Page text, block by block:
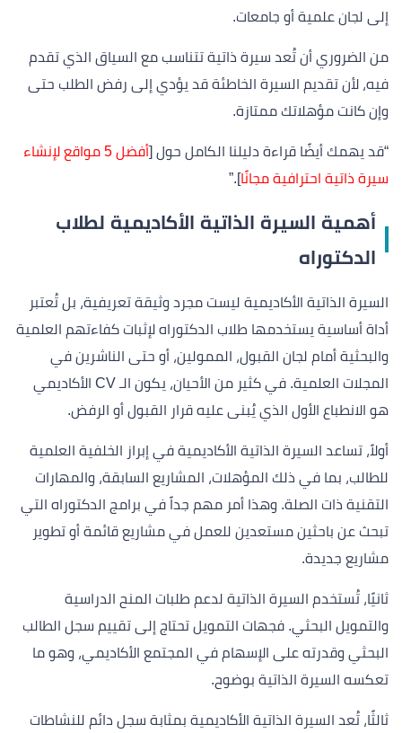
إلى لجان علمية أو جامعات.
من الضروري أن تُعد سيرة ذاتية تتناسب مع السياق الذي تقدم
فيه، لأن تقديم السيرة الخاطئة قد يؤدي إلى رفض الطلب حتى
وإن كانت مؤهلاتك ممتازة.
“قد يهمك أيضًا قراءة دليلنا الكامل حول [
أفضل 5 مواقع لإنشاء
سيرة ذاتية احترافية مجانًا].”
أهمية السيرة الذاتية الأكاديمية لطلاب
الدكتوراه
السيرة الذاتية الأكاديمية ليست مجرد وثيقة تعريفية، بل تُعتبر
أداة أساسية يستخدمها طلاب الدكتوراه لإثبات كفاءتهم العلمية
والبحثية أمام لجان القبول، الممولين، أو حتى الناشرين في
المجلات العلمية. في كثير من الأحيان، يكون الـ CV الأكاديمي
هو الانطباع الأول الذي يُبنى عليه قرار القبول أو الرفض.
أولاً، تساعد السيرة الذاتية الأكاديمية في إبراز الخلفية العلمية
للطالب، بما في ذلك المؤهلات، المشاريع السابقة، والمهارات
التقنية ذات الصلة. وهذا أمر مهم جداً في برامج الدكتوراه التي
تبحث عن باحثين مستعدين للعمل في مشاريع قائمة أو تطوير
مشاريع جديدة.
ثانيًا، تُستخدم السيرة الذاتية لدعم طلبات المنح الدراسية
والتمويل البحثي. فجهات التمويل تحتاج إلى تقييم سجل الطالب
البحثي وقدرته على الإسهام في المجتمع الأكاديمي، وهو ما
تعكسه السيرة الذاتية بوضوح.
ثالثًا، تُعد السيرة الذاتية الأكاديمية بمثابة سجل دائم للنشاطات